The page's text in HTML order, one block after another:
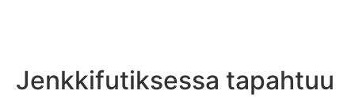
Jenkkifutiksessa tapahtuu